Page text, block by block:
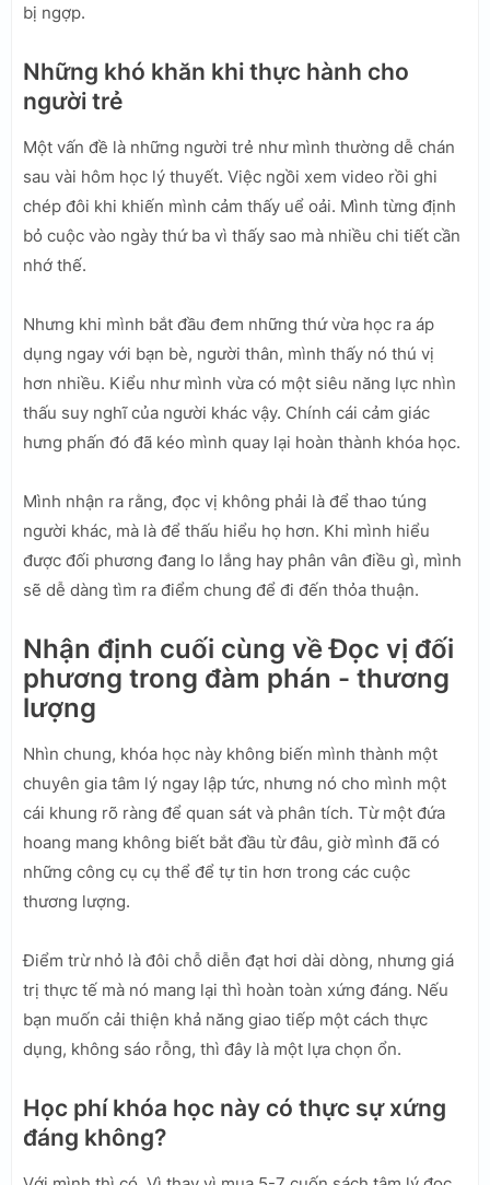
bị ngợp.
Những khó khăn khi thực hành cho
người trẻ
Một vấn đề là những người trẻ như mình thường dễ chán
sau vài hôm học lý thuyết. Việc ngồi xem video rồi ghi
chép đôi khi khiến mình cảm thấy uể oải. Mình từng định
bỏ cuộc vào ngày thứ ba vì thấy sao mà nhiều chi tiết cần
nhớ thế.
Nhưng khi mình bắt đầu đem những thứ vừa học ra áp
dụng ngay với bạn bè, người thân, mình thấy nó thú vị
hơn nhiều. Kiểu như mình vừa có một siêu năng lực nhìn
thấu suy nghĩ của người khác vậy. Chính cái cảm giác
hưng phấn đó đã kéo mình quay lại hoàn thành khóa học.
Mình nhận ra rằng, đọc vị không phải là để thao túng
người khác, mà là để thấu hiểu họ hơn. Khi mình hiểu
được đối phương đang lo lắng hay phân vân điều gì, mình
sẽ dễ dàng tìm ra điểm chung để đi đến thỏa thuận.
Nhận định cuối cùng về Đọc vị đối
phương trong đàm phán - thương
lượng
Nhìn chung, khóa học này không biến mình thành một
chuyên gia tâm lý ngay lập tức, nhưng nó cho mình một
cái khung rõ ràng để quan sát và phân tích. Từ một đứa
hoang mang không biết bắt đầu từ đâu, giờ mình đã có
những công cụ cụ thể để tự tin hơn trong các cuộc
thương lượng.
Điểm trừ nhỏ là đôi chỗ diễn đạt hơi dài dòng, nhưng giá
trị thực tế mà nó mang lại thì hoàn toàn xứng đáng. Nếu
bạn muốn cải thiện khả năng giao tiếp một cách thực
dụng, không sáo rỗng, thì đây là một lựa chọn ổn.
Học phí khóa học này có thực sự xứng
đáng không?